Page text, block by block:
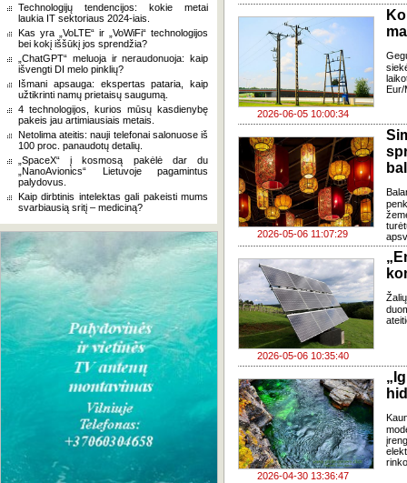
Technologijų tendencijos: kokie metai
laukia IT sektoriaus 2024-iais.
Kas yra „VoLTE“ ir „VoWiFi“ technologijos
bei kokį iššūkį jos sprendžia?
„ChatGPT“ meluoja ir neraudonuoja: kaip
išvengti DI melo pinklių?
Išmani apsauga: ekspertas pataria, kaip
užtikrinti namų prietaisų saugumą.
4 technologijos, kurios mūsų kasdienybę
pakeis jau artimiausiais metais.
Netolima ateitis: nauji telefonai salonuose iš
100 proc. panaudotų detalių.
„SpaceX“ į kosmosą pakėlė dar du
„NanoAvionics“ Lietuvoje pagamintus
palydovus.
Kaip dirbtinis intelektas gali pakeisti mums
svarbiausią sritį – mediciną?
2026-06-05 10:00:34
Eur/
2026-05-06 11:07:29
2026-05-06 10:35:40
2026-04-30 13:36:47